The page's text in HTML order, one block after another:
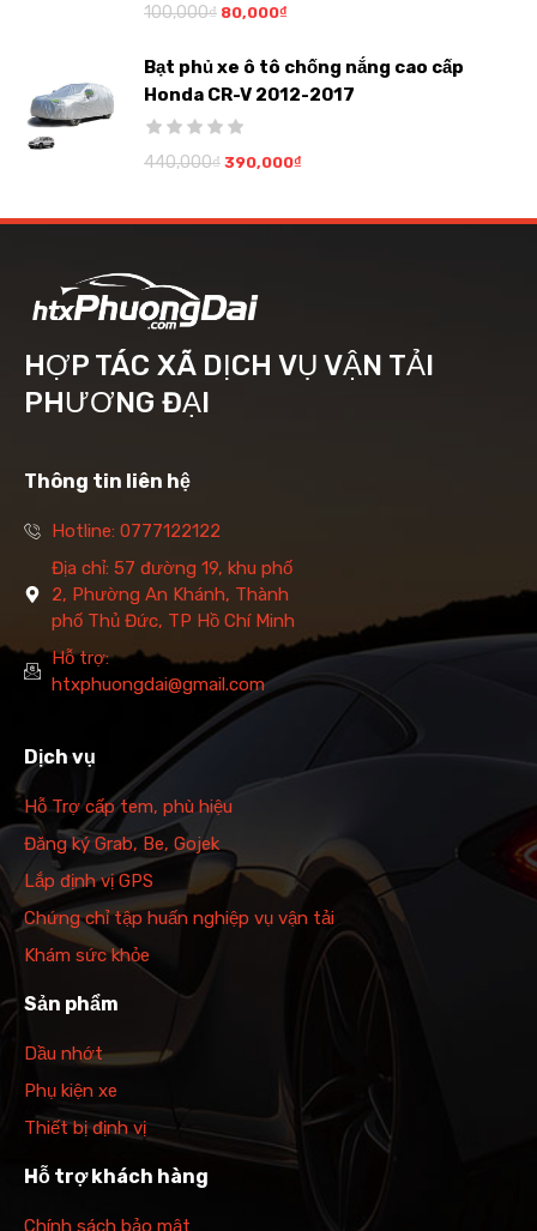
100,000₫ 80,000₫
Bạt phủ xe ô tô chống nắng cao cấp
Honda CR-V 2012-2017
440,000₫ 390,000₫
HỢP TÁC XÃ DỊCH VỤ VẬN TẢI
PHƯƠNG ĐẠI
Thông tin liên hệ
Hotline: 0777122122
Địa chỉ: 57 đường 19, khu phố
2, Phường An Khánh, Thành
phố Thủ Đức, TP Hồ Chí Minh
Hỗ trợ:
htxphuongdai@gmail.com
Dịch vụ
Hỗ Trợ cấp tem, phù hiệu
Đăng ký Grab, Be, Gojek
Lắp định vị GPS
Chứng chỉ tập huấn nghiệp vụ vận tải
Khám sức khỏe
Sản phẩm
Dầu nhớt
Phụ kiện xe
Thiết bị định vị
Hỗ trợ khách hàng
Chính sách bảo mật